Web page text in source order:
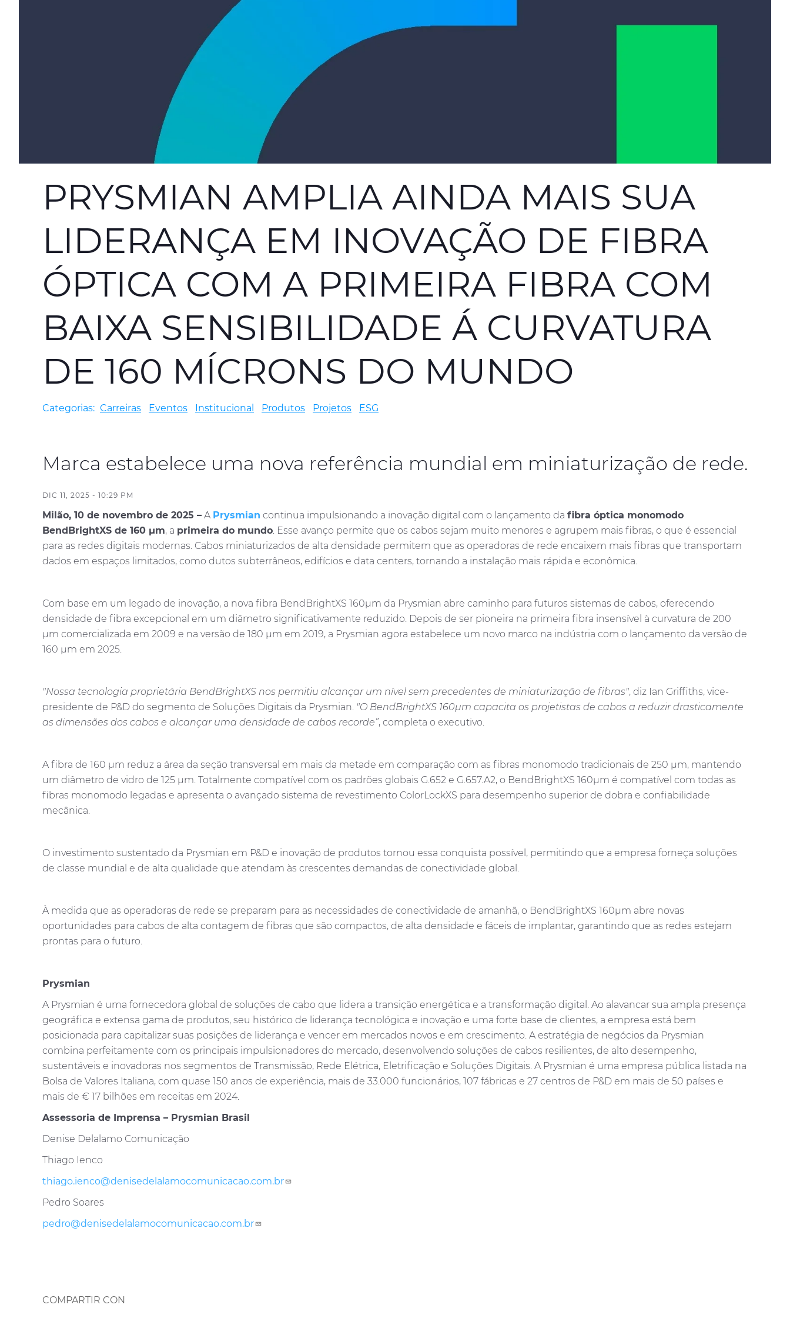
PRYSMIAN AMPLIA AINDA MAIS SUA
LIDERANÇA EM INOVAÇÃO DE FIBRA
ÓPTICA COM A PRIMEIRA FIBRA COM
BAIXA SENSIBILIDADE Á CURVATURA
DE 160 MÍCRONS DO MUNDO
Categorias: Carreiras Eventos Institucional Produtos Projetos ESG
Marca estabelece uma nova referência mundial em miniaturização de rede.
DIC 11, 2025 - 10:29 PM
Milão, 10 de novembro de 2025 – A Prysmian continua impulsionando a inovação digital com o lançamento da fibra óptica monomodo
BendBrightXS de 160 μm, a primeira do mundo. Esse avanço permite que os cabos sejam muito menores e agrupem mais fibras, o que é essencial
para as redes digitais modernas. Cabos miniaturizados de alta densidade permitem que as operadoras de rede encaixem mais fibras que transportam
dados em espaços limitados, como dutos subterrâneos, edifícios e data centers, tornando a instalação mais rápida e econômica.
Com base em um legado de inovação, a nova fibra BendBrightXS 160μm da Prysmian abre caminho para futuros sistemas de cabos, oferecendo
densidade de fibra excepcional em um diâmetro significativamente reduzido. Depois de ser pioneira na primeira fibra insensível à curvatura de 200
μm comercializada em 2009 e na versão de 180 μm em 2019, a Prysmian agora estabelece um novo marco na indústria com o lançamento da versão de
160 μm em 2025.
"Nossa tecnologia proprietária BendBrightXS nos permitiu alcançar um nível sem precedentes de miniaturização de fibras", diz Ian Griffiths, vice-
presidente de P&D do segmento de Soluções Digitais da Prysmian. "O BendBrightXS 160μm capacita os projetistas de cabos a reduzir drasticamente
as dimensões dos cabos e alcançar uma densidade de cabos recorde”, completa o executivo.
A fibra de 160 μm reduz a área da seção transversal em mais da metade em comparação com as fibras monomodo tradicionais de 250 μm, mantendo
um diâmetro de vidro de 125 μm. Totalmente compatível com os padrões globais G.652 e G.657.A2, o BendBrightXS 160μm é compatível com todas as
fibras monomodo legadas e apresenta o avançado sistema de revestimento ColorLockXS para desempenho superior de dobra e confiabilidade
mecânica.
O investimento sustentado da Prysmian em P&D e inovação de produtos tornou essa conquista possível, permitindo que a empresa forneça soluções
de classe mundial e de alta qualidade que atendam às crescentes demandas de conectividade global.
À medida que as operadoras de rede se preparam para as necessidades de conectividade de amanhã, o BendBrightXS 160μm abre novas
oportunidades para cabos de alta contagem de fibras que são compactos, de alta densidade e fáceis de implantar, garantindo que as redes estejam
prontas para o futuro.
Prysmian
A Prysmian é uma fornecedora global de soluções de cabo que lidera a transição energética e a transformação digital. Ao alavancar sua ampla presença
geográfica e extensa gama de produtos, seu histórico de liderança tecnológica e inovação e uma forte base de clientes, a empresa está bem
posicionada para capitalizar suas posições de liderança e vencer em mercados novos e em crescimento. A estratégia de negócios da Prysmian
combina perfeitamente com os principais impulsionadores do mercado, desenvolvendo soluções de cabos resilientes, de alto desempenho,
sustentáveis e inovadoras nos segmentos de Transmissão, Rede Elétrica, Eletrificação e Soluções Digitais. A Prysmian é uma empresa pública listada na
Bolsa de Valores Italiana, com quase 150 anos de experiência, mais de 33.000 funcionários, 107 fábricas e 27 centros de P&D em mais de 50 países e
mais de € 17 bilhões em receitas em 2024.
Assessoria de Imprensa – Prysmian Brasil
Denise Delalamo Comunicação
Thiago Ienco
thiago.ienco@denisedelalamocomunicacao.com.br
Pedro Soares
pedro@denisedelalamocomunicacao.com.br
COMPARTIR CON